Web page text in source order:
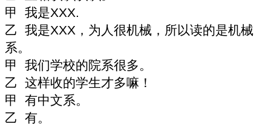
甲 我是XXX.
乙 我是XXX ，为人很机械，所以读的是机械
系。
甲 我们学校的院系很多。
乙 这样收的学生才多嘛！
甲 有中文系。
乙 有。